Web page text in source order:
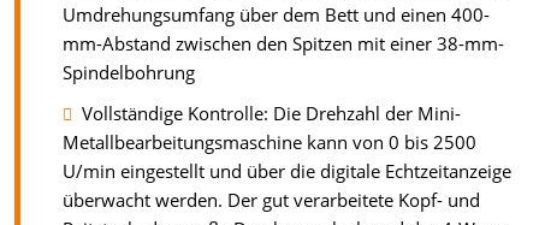
Umdrehungsumfang über dem Bett und einen 400-
mm-Abstand zwischen den Spitzen mit einer 38-mm-
Spindelbohrung
Vollständige Kontrolle: Die Drehzahl der Mini-
Metallbearbeitungsmaschine kann von 0 bis 2500
U/min eingestellt und über die digitale Echtzeitanzeige
überwacht werden. Der gut verarbeitete Kopf- und